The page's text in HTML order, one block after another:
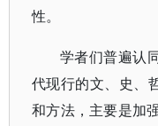
性。
学者们普遍认
代现行的文、史、
和方法，主要是加